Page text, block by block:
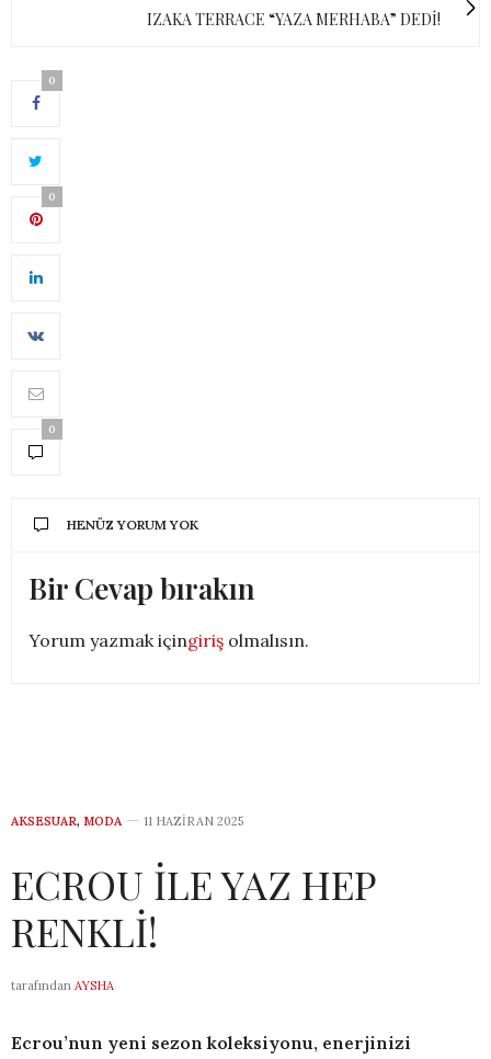
IZAKA TERRACE “YAZA MERHABA” DEDİ!
0
0
0
HENÜZ YORUM YOK
Bir Cevap bırakın
Yorum yazmak içingiriş olmalısın.
AKSESUAR, MODA 11 HAZIRAN 2025
ECROU İLE YAZ HEP
RENKLİ!
tarafından AYSHA
Ecrou’nun yeni sezon koleksiyonu, enerjinizi